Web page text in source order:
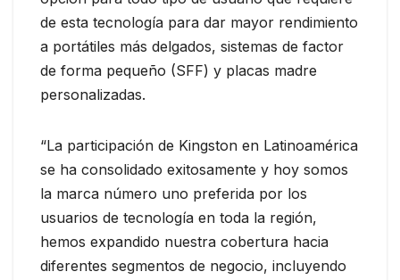
de esta tecnología para dar mayor rendimiento
a portátiles más delgados, sistemas de factor
de forma pequeño (SFF) y placas madre
personalizadas.
“La participación de Kingston en Latinoamérica
se ha consolidado exitosamente y hoy somos
la marca número uno preferida por los
usuarios de tecnología en toda la región,
hemos expandido nuestra cobertura hacia
diferentes segmentos de negocio, incluyendo